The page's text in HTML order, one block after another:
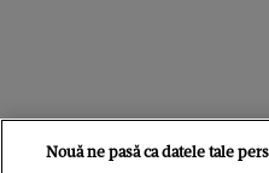
Nouă ne pasă ca datele tale